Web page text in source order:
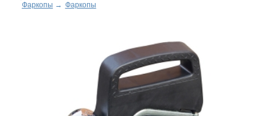
Фаркопы → Фаркопы